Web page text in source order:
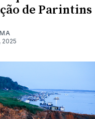
de Parintins
2025